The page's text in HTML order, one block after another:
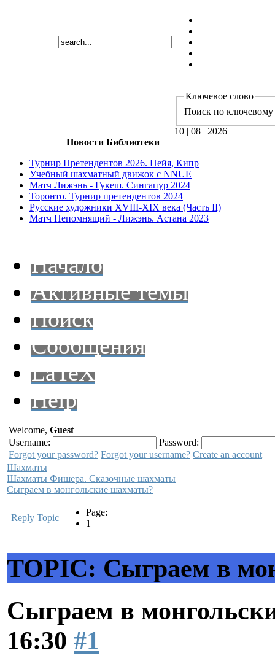
Ключевое слово
Поиск по ключевому
10 | 08 | 2026
Новости Библиотеки
Турнир Претендентов 2026. Пейя, Кипр
Учебный шахматный движок с NNUE
Матч Лижэнь - Гукеш. Сингапур 2024
Торонто. Турнир претендентов 2024
Русские художники XVIII-XIX века (Часть II)
Матч Непомнящий - Лижэнь. Астана 2023
Начало
Активные темы
Поиск
Сообщения
LaTeX
Help
Welcome, Guest
Username:
Password:
Forgot your password? Forgot your username? Create an account
Шахматы
Шахматы Фишера. Сказочные шахматы
Сыграем в монгольские шахматы?
Reply Topic
Page:
1
TOPIC: Сыграем в
Сыграем в
16:30 #1